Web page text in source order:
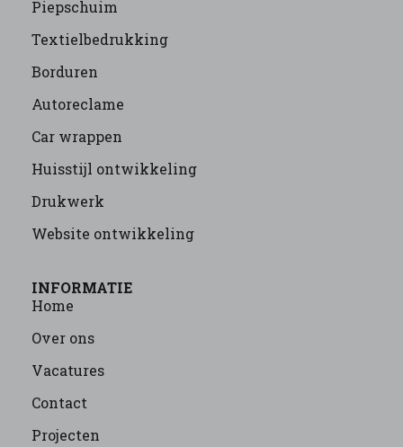
Piepschuim
Textielbedrukking
Borduren
Autoreclame
Car wrappen
Huisstijl ontwikkeling
Drukwerk
Website ontwikkeling
INFORMATIE
Home
Over ons
Vacatures
Contact
Projecten